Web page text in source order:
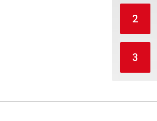
2
3